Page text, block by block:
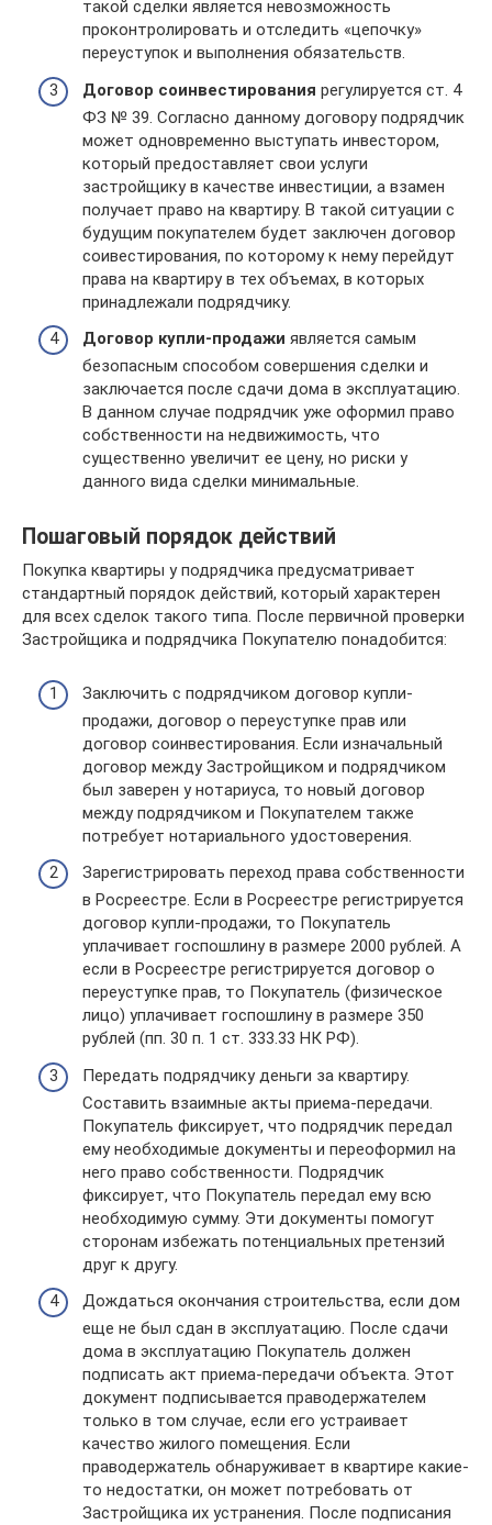
такой сделки является невозможность
проконтролировать и отследить «цепочку»
переуступок и выполнения обязательств.
Договор соинвестирования регулируется ст. 4
ФЗ № 39. Согласно данному договору подрядчик
может одновременно выступать инвестором,
который предоставляет свои услуги
застройщику в качестве инвестиции, а взамен
получает право на квартиру. В такой ситуации с
будущим покупателем будет заключен договор
соивестирования, по которому к нему перейдут
права на квартиру в тех объемах, в которых
принадлежали подрядчику.
Договор купли-продажи является самым
безопасным способом совершения сделки и
заключается после сдачи дома в эксплуатацию.
В данном случае подрядчик уже оформил право
собственности на недвижимость, что
существенно увеличит ее цену, но риски у
данного вида сделки минимальные.
Пошаговый порядок действий
Покупка квартиры у подрядчика предусматривает
стандартный порядок действий, который характерен
для всех сделок такого типа. После первичной проверки
Застройщика и подрядчика Покупателю понадобится:
Заключить с подрядчиком договор купли-
продажи, договор о переуступке прав или
договор соинвестирования. Если изначальный
договор между Застройщиком и подрядчиком
был заверен у нотариуса, то новый договор
между подрядчиком и Покупателем также
потребует нотариального удостоверения.
Зарегистрировать переход права собственности
в Росреестре. Если в Росреестре регистрируется
договор купли-продажи, то Покупатель
уплачивает госпошлину в размере 2000 рублей. А
если в Росреестре регистрируется договор о
переуступке прав, то Покупатель (физическое
лицо) уплачивает госпошлину в размере 350
рублей (пп. 30 п. 1 ст. 333.33 НК РФ).
Передать подрядчику деньги за квартиру.
Составить взаимные акты приема-передачи.
Покупатель фиксирует, что подрядчик передал
ему необходимые документы и переоформил на
него право собственности. Подрядчик
фиксирует, что Покупатель передал ему всю
необходимую сумму. Эти документы помогут
сторонам избежать потенциальных претензий
друг к другу.
Дождаться окончания строительства, если дом
еще не был сдан в эксплуатацию. После сдачи
дома в эксплуатацию Покупатель должен
подписать акт приема-передачи объекта. Этот
документ подписывается праводержателем
только в том случае, если его устраивает
качество жилого помещения. Если
праводержатель обнаруживает в квартире какие-
то недостатки, он может потребовать от
Застройщика их устранения. После подписания